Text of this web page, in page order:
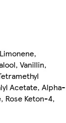
Vanillin,
Acetate, Alpha-
Rose Keton-4,